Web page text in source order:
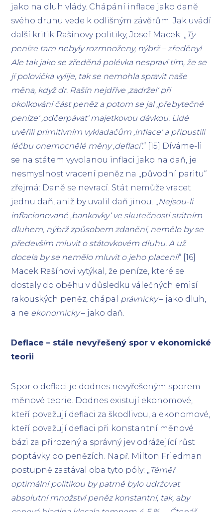
jako na dluh vlády. Chápání inflace jako daně
svého druhu vede k odlišným závěrům. Jak uvádí
další kritik Rašínovy politiky, Josef Macek: „Ty
peníze tam nebyly rozmnoženy, nýbrž – zředěny!
Ale tak jako se zředěná polévka nespraví tím, že se
jí polovička vylije, tak se nemohla spravit naše
měna, když dr. Rašín nejdříve ‚zadržel‘ při
okolkování část peněz a potom se jal ‚přebytečné
peníze‘ ‚odčerpávat‘ majetkovou dávkou. Lidé
uvěřili primitivním vykladačům ‚inflace‘ a připustili
léčbu onemocnělé měny ‚deflací‘.“ [15] Díváme-li
se na státem vyvolanou inflaci jako na daň, je
nesmyslnost vracení peněz na „původní paritu“
zřejmá: Daně se nevrací. Stát nemůže vracet
jednu daň, aniž by uvalil daň jinou. „Nejsou-li
inflacionované ‚bankovky‘ ve skutečnosti státním
dluhem, nýbrž způsobem zdanění, nemělo by se
především mluvit o státovkovém dluhu. A už
docela by se nemělo mluvit o jeho placení!“ [16]
Macek Rašínovi vytýkal, že peníze, které se
dostaly do oběhu v důsledku válečných emisí
rakouských peněz, chápal právnicky– jako dluh,
a ne ekonomicky– jako daň.
Deflace – stále nevyřešený spor v ekonomické
teorii
Spor o deflaci je dodnes nevyřešeným sporem
měnové teorie. Dodnes existují ekonomové,
kteří považují deflaci za škodlivou, a ekonomové,
kteří považují deflaci při konstantní měnové
bázi za přirozený a správný jev odrážející růst
poptávky po penězích. Např. Milton Friedman
postupně zastával oba tyto póly: „Téměř
optimální politikou by patrně bylo udržovat
absolutní množství peněz konstantní, tak, aby